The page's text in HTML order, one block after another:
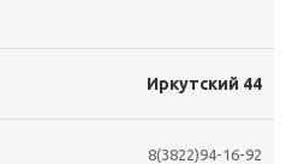
Иркутский 44
8(3822)94-16-92